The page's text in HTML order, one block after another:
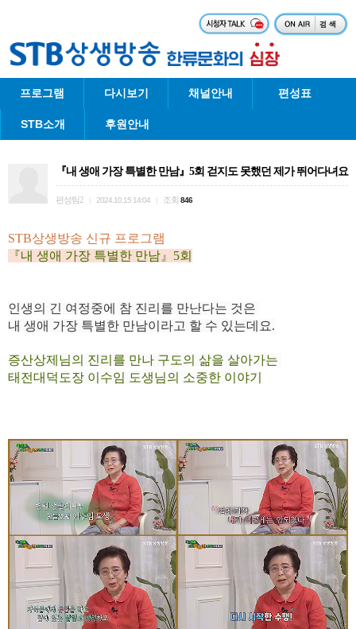
프로그램 다시보기 채널안내 편성표
STB소개 후원안내
『내 생애 가장 특별한 만남』5회 걷지도 못했던 제가 뛰어다녀요
편성팀2 2024.10.15 14:04 조회 846
STB상생방송 신규 프로그램
『내 생애 가장 특별한 만남』5회
인생의 긴 여정중에 참 진리를 만난다는 것은
내 생애 가장 특별한 만남이라고 할 수 있는데요.
증산상제님의 진리를 만나 구도의 삶을 살아가는
태전대덕도장 이수임 도생님의 소중한 이야기